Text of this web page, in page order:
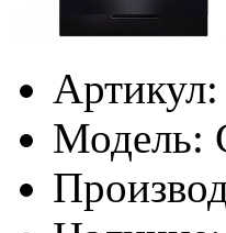
Артикул:
Модель: